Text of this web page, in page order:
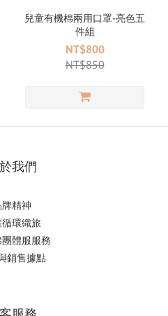
兒童有機棉兩用口罩-亮色五
件組
NT$800
NT$850
我們
精神
環織旅
體服服務
銷售據點